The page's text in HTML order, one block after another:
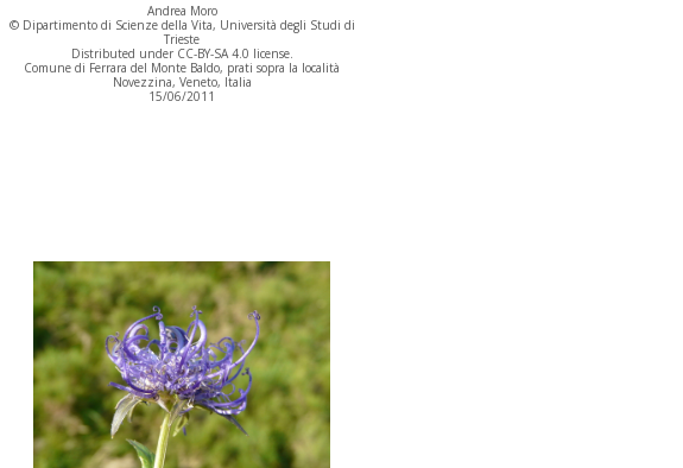
Andrea Moro
© Dipartimento di Scienze della Vita, Università degli Studi di
Trieste
Distributed under CC-BY-SA 4.0 license.
Comune di Ferrara del Monte Baldo, prati sopra la località
Novezzina, Veneto, Italia
15/06/2011